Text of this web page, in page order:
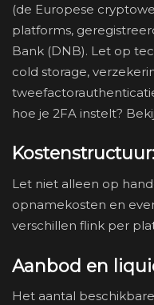
(de Europese
platforms,
Bank (DNB). Let op
cold storage,
hoe je 2FA instelt?
Let niet alleen op
opnamekosten en
verschillen flink per
Aanbod en
Het aantal